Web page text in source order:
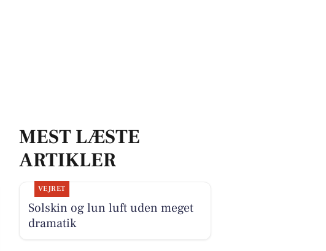
MEST LÆSTE
ARTIKLER
VEJRET
Solskin og lun luft uden meget
dramatik